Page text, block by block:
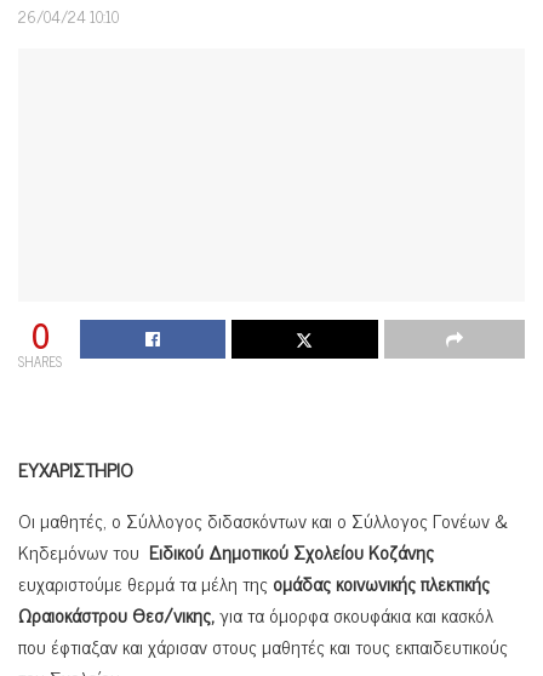
26/04/24 10:10
0
SHARES
ΕΥΧΑΡΙΣΤΗΡΙΟ
Οι μαθητές, ο Σύλλογος διδασκόντων και ο Σύλλογος Γονέων &
Κηδεμόνων του Ειδικού Δημοτικού Σχολείου Κοζάνης
ευχαριστούμε θερμά τα μέλη τηςομάδας κοινωνικής πλεκτικής
Ωραιοκάστρου Θεσ/νικης,για τα όμορφα σκουφάκια και κασκόλ
που έφτιαξαν και χάρισαν στους μαθητές και τους εκπαιδευτικούς